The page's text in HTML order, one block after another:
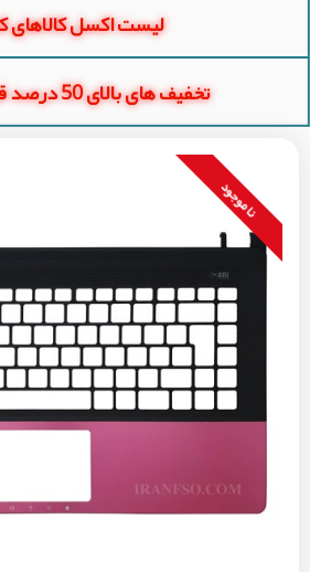
لیست اکسل کالاهای
تخفیف های بالای 50 درصد قطعات تبلت
نا موجود